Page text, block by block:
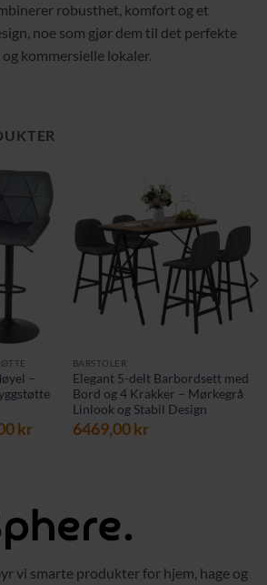
robusthet, komfort og et
noe som gjør dem til det perfekte
kommersielle lokaler.
–
krNåværende
BARSTOLER
Elegant 5-delt Barbordsett med
Bord og 4 Krakker – Mørkegrå
Linlook og Stabil Design
6469,00kr
vi smarte produkter for hjem, hage og